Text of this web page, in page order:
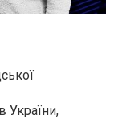
України,